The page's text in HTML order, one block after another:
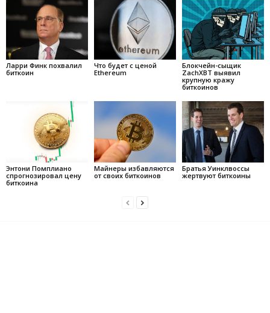
Ларри Финк похвалил
биткоин
Что будет с ценой
Ethereum
Блокчейн-сыщик
ZachXBT выявил
крупную кражу
биткоинов
Энтони Помплиано
спрогнозировал цену
биткоина
Майнеры избавляются
от своих биткоинов
Братья Уинклвоссы
жертвуют биткоины